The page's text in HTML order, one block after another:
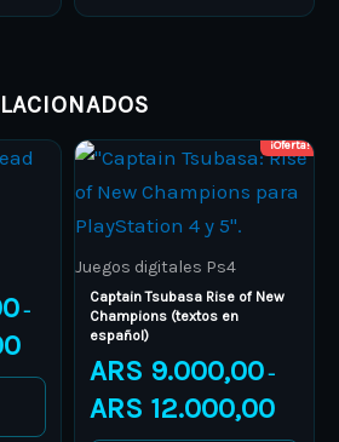
product
–
Price
range:
ARS 13.000,00
ARS 18.000,00
¡Oferta!
Juegos digitales Ps4
Captain Tsubasa Rise of New
Champions (textos en
español)
ARS 9.000,00 –
ARS 12.000,00
Price
range:
ARS
This
product
has
multiple
variants.
The
options
may